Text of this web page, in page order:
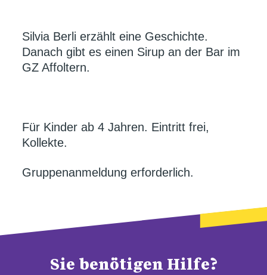
Silvia Berli erzählt eine Geschichte.
Danach gibt es einen Sirup an der Bar im
GZ Affoltern.
Für Kinder ab 4 Jahren. Eintritt frei,
Kollekte.
Gruppenanmeldung erforderlich.
Sie benötigen Hilfe?